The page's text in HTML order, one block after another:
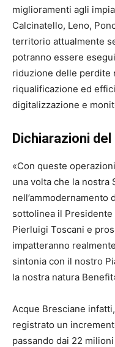
miglioramenti agli
Calcinatello, Leno,
territorio attualmente
potranno essere
riduzione delle perdite
riqualificazione ed
digitalizzazione e
Dichiarazioni
«Con queste
una volta che la nostra
sottolinea il
Pierluigi Toscani e
impatteranno
sintonia con il nostro
la nostra natura
Acque Bresciane
registrato un
passando dai 22